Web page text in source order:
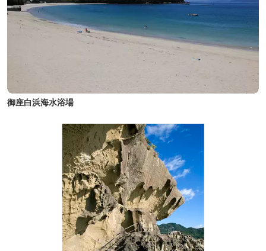
御座白浜海水浴場